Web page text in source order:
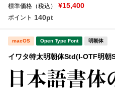
標準価格（税込） ¥15,400
ポイント 140pt
macOS Open Type Font 明朝体
イワタ特太明朝体Std(I-OTF明朝